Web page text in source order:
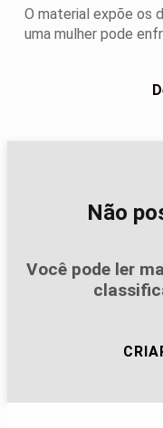
O material expõe os
uma mulher pode
Não
Você pode ler